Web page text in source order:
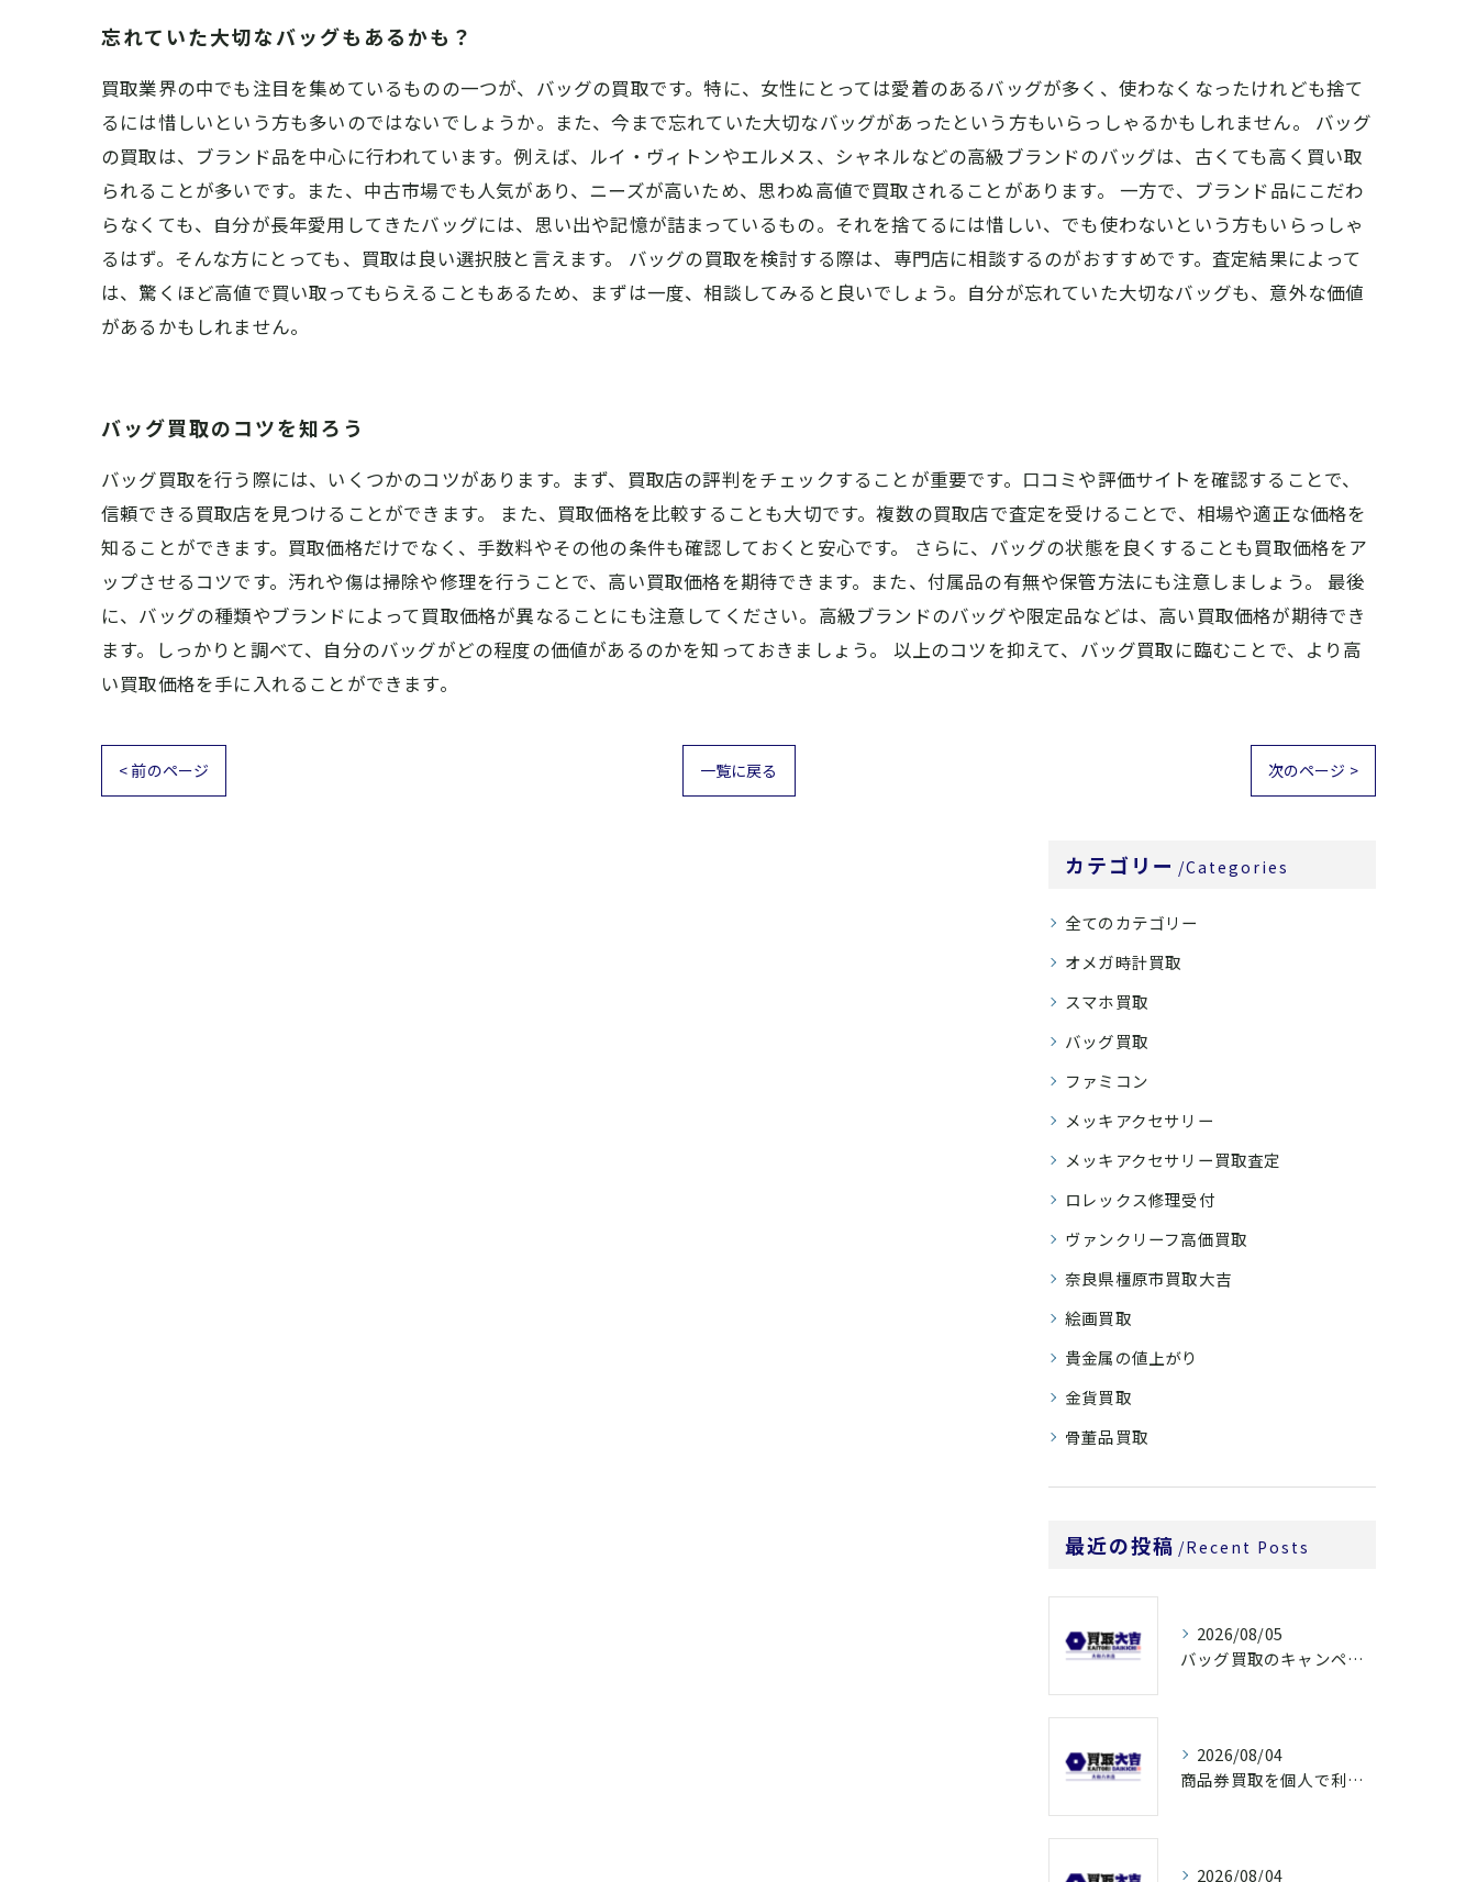
忘れていた大切なバッグもあるかも？
買取業界の中でも注目を集めているものの一つが、バッグの買取です。特に、女性にとっては愛着のあるバッグが多く、使わなくなったけれども捨て
るには惜しいという方も多いのではないでしょうか。また、今まで忘れていた大切なバッグがあったという方もいらっしゃるかもしれません。 バッグ
の買取は、ブランド品を中心に行われています。例えば、ルイ・ヴィトンやエルメス、シャネルなどの高級ブランドのバッグは、古くても高く買い取
られることが多いです。また、中古市場でも人気があり、ニーズが高いため、思わぬ高値で買取されることがあります。 一方で、ブランド品にこだわ
らなくても、自分が長年愛用してきたバッグには、思い出や記憶が詰まっているもの。それを捨てるには惜しい、でも使わないという方もいらっしゃ
るはず。そんな方にとっても、買取は良い選択肢と言えます。 バッグの買取を検討する際は、専門店に相談するのがおすすめです。査定結果によって
は、驚くほど高値で買い取ってもらえることもあるため、まずは一度、相談してみると良いでしょう。自分が忘れていた大切なバッグも、意外な価値
があるかもしれません。
バッグ買取のコツを知ろう
バッグ買取を行う際には、いくつかのコツがあります。まず、買取店の評判をチェックすることが重要です。口コミや評価サイトを確認することで、
信頼できる買取店を見つけることができます。 また、買取価格を比較することも大切です。複数の買取店で査定を受けることで、相場や適正な価格を
知ることができます。買取価格だけでなく、手数料やその他の条件も確認しておくと安心です。 さらに、バッグの状態を良くすることも買取価格をア
ップさせるコツです。汚れや傷は掃除や修理を行うことで、高い買取価格を期待できます。また、付属品の有無や保管方法にも注意しましょう。 最後
に、バッグの種類やブランドによって買取価格が異なることにも注意してください。高級ブランドのバッグや限定品などは、高い買取価格が期待でき
ます。しっかりと調べて、自分のバッグがどの程度の価値があるのかを知っておきましょう。 以上のコツを抑えて、バッグ買取に臨むことで、より高
い買取価格を手に入れることができます。
< 前のページ 一覧に戻る 次のページ >
カテゴリー Categories
全てのカテゴリー
オメガ時計買取
スマホ買取
バッグ買取
ファミコン
メッキアクセサリー
メッキアクセサリー買取査定
ロレックス修理受付
ヴァンクリーフ高価買取
奈良県橿原市買取大吉
絵画買取
貴金属の値上がり
金貨買取
骨董品買取
最近の投稿 Recent Posts
2026/08/05
バッグ買取のキャンペーンで奈良県橿原市でお得に売るための条件と注意点徹底ガイド
2026/08/04
商品券買取を個人で利用する際の奈良県橿原市で知っておきたい高換金ポイント
2026/08/04